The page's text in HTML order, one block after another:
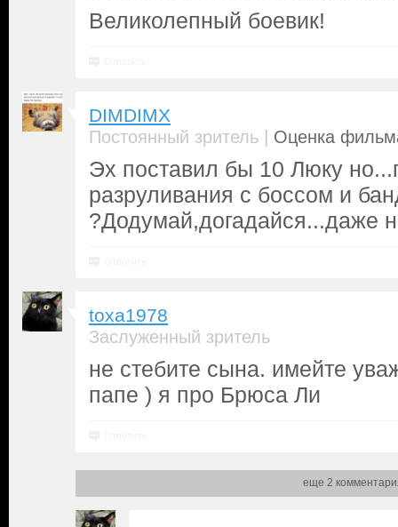
Великолепный боевик!
DIMDIMX
Постоянный зритель | Оценка
Эх поставил бы 10 Люку
разруливания с боссом и
?Додумай,догадайся...даже
toxa1978
Заслуженный зритель
не стебите сына. имейте
папе ) я про Брюса Ли
еще 2